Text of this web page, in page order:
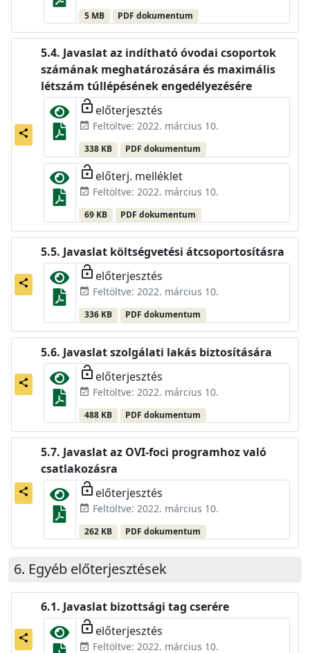
5 MB PDF dokumentum
share
Javaslat az indítható óvodai csoportok
számának meghatározására és maximális
létszám túllépésének engedélyezésére
lock_open előterjesztés
event_available Feltöltve: 2022. március 10.
338 KB PDF dokumentum
lock_open előterj. melléklet
event_available Feltöltve: 2022. március 10.
69 KB PDF dokumentum
share
Javaslat költségvetési átcsoportosításra
lock_open előterjesztés
event_available Feltöltve: 2022. március 10.
336 KB PDF dokumentum
share
Javaslat szolgálati lakás biztosítására
lock_open előterjesztés
event_available Feltöltve: 2022. március 10.
488 KB PDF dokumentum
share
Javaslat az OVI-foci programhoz való
csatlakozásra
lock_open előterjesztés
event_available Feltöltve: 2022. március 10.
262 KB PDF dokumentum
Egyéb előterjesztések
share
Javaslat bizottsági tag cserére
lock_open előterjesztés
event_available Feltöltve: 2022. március 10.